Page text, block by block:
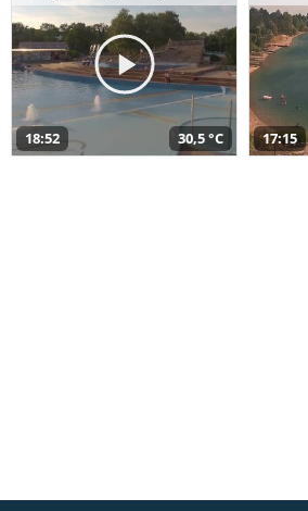
18:52 30,5 °C 17:15